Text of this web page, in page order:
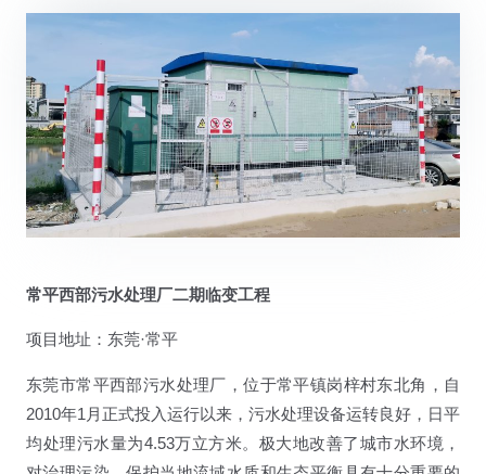
常平西部污水处理厂二期临变工程
项目地址：东莞·常平
东莞市常平西部污水处理厂，位于常平镇岗梓村东北角，自
2010年1月正式投入运行以来，污水处理设备运转良好，日平
均处理污水量为4.53万立方米。极大地改善了城市水环境，